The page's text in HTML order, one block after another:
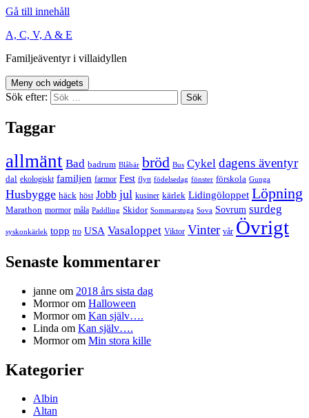
Gå till innehåll
A, C, V, A & E
Familjeäventyr i villaidyllen
Meny och widgets
Sök efter:
Taggar
allmänt Bad badrum Blåbär bröd Bus Cykel dagens äventyr
dal ekologiskt familjen farmor Fest flytt födelsedag fönster förskola Gunga
Husbygge häck höst Jobb jul kusiner kärlek Lidingöloppet Löpning
Marathon mormor måla Paddling Skidor Sommarstuga Sova Sovrum surdeg
syskonkärlek topp tro USA Vasaloppet Viktor Vinter vår Övrigt
Senaste kommentarer
janne om 2018 års sista dag
Mormorom Halloween
Mormorom Kan själv….
Linda om Kan själv….
Mormorom Min stora kille
Kategorier
Albin
Altan